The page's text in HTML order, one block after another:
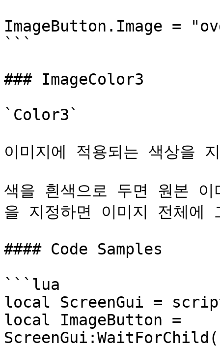
ImageButton.Image =
```
### ImageColor3
`Color3`
이미지에 적용되는 색상을
색을 흰색으로 두면 원본
을 지정하면 이미지 전체에
#### Code Samples
```lua
local ScreenGui =
local ImageButton =